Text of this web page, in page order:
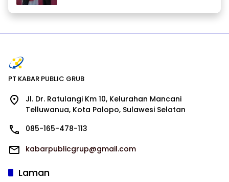
PT KABAR PUBLIC GRUB
Jl. Dr. Ratulangi Km 10, Kelurahan Mancani
Telluwanua, Kota Palopo, Sulawesi Selatan
085-165-478-113
kabarpublicgrup@gmail.com
Laman